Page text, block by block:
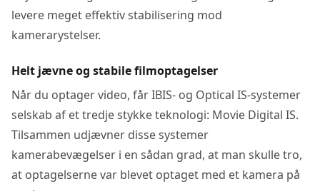
levere meget effektiv stabilisering mod
kamerarystelser.
Helt jævne og stabile filmoptagelser
Når du optager video, får IBIS- og Optical IS-systemer
selskab af et tredje stykke teknologi: Movie Digital IS.
Tilsammen udjævner disse systemer
kamerabevægelser i en sådan grad, at man skulle tro,
at optagelserne var blevet optaget med et kamera på